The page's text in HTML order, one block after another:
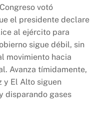
votó
el presidente declare
al ejército para
sigue débil, sin
movimiento hacia
Avanza tímidamente,
y El Alto siguen
disparando gases